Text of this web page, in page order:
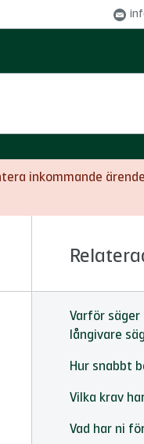
inkommande
Varför säger
långivare
Hur snabbt
Vilka krav
Vad har ni